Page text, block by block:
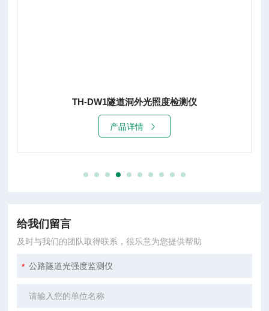
TH-DW1隧道洞外光照度检测仪
产品详情
给我们留言
及时与我们的团队取得联系，很乐意为您提供帮助